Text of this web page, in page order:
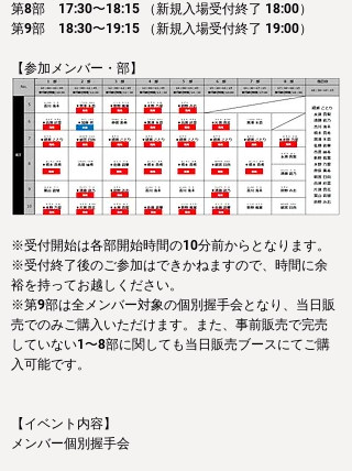
第8部　17:30〜18:15 （新規入場受付終了 18:00）
第9部　18:30〜19:15 （新規入場受付終了 19:00）
【参加メンバー・部】
※受付開始は各部開始時間の10分前からとなります。
※受付終了後のご参加はできかねますので、時間に余
裕を持ってお越しください。
※第9部は全メンバー対象の個別握手会となり、当日販
売でのみご購入いただけます。また、事前販売で完売
していない1〜8部に関しても当日販売ブースにてご購
入可能です。
【イベント内容】
メンバー個別握手会